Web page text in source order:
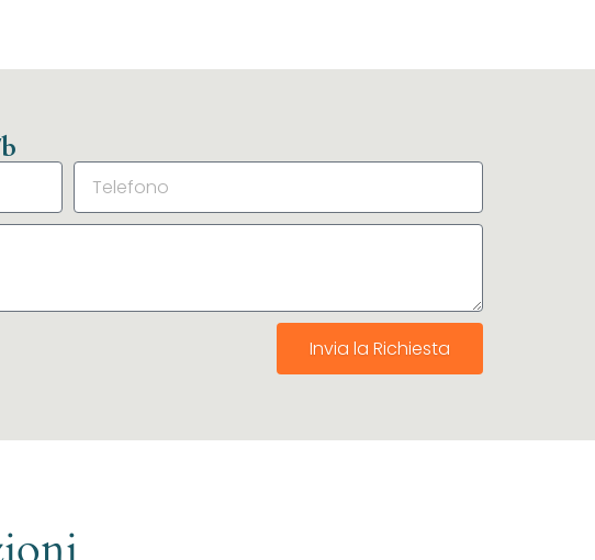
Invia la Richiesta